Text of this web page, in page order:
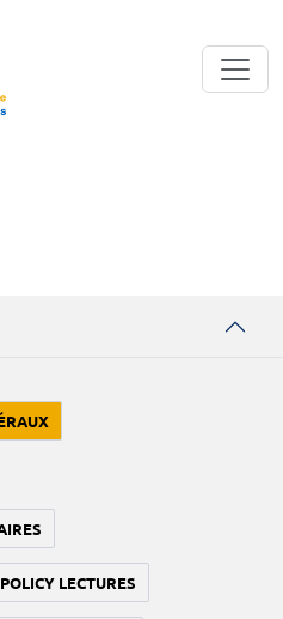
POLICY LECTURES